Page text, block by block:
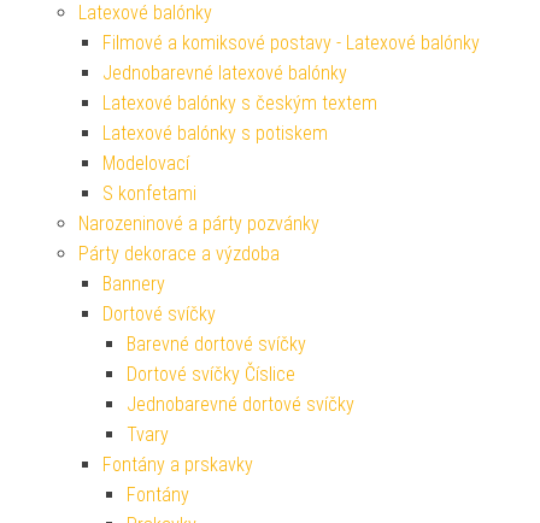
Latexové balónky
Filmové a komiksové postavy - Latexové balónky
Jednobarevné latexové balónky
Latexové balónky s českým textem
Latexové balónky s potiskem
Modelovací
S konfetami
Narozeninové a párty pozvánky
Párty dekorace a výzdoba
Bannery
Dortové svíčky
Barevné dortové svíčky
Dortové svíčky Číslice
Jednobarevné dortové svíčky
Tvary
Fontány a prskavky
Fontány